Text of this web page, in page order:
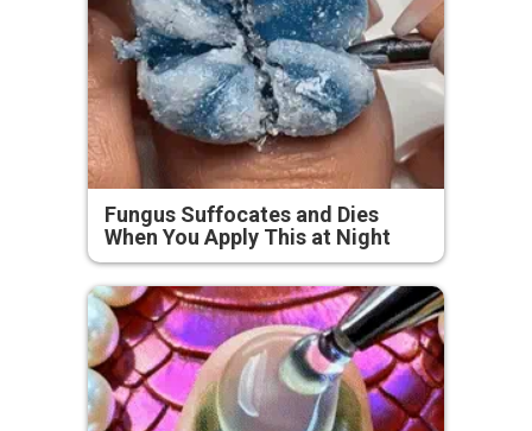
Fungus Suffocates and Dies
When You Apply This at Night